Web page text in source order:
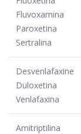
Fluvoxamina
Paroxetina
Sertralina
Desvenlafaxine
Duloxetina
Venlafaxina
Amitriptilina